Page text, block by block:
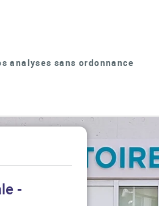
analyses sans ordonnance
-